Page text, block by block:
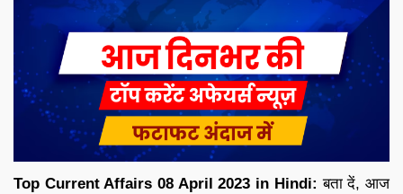
Top Current Affairs 08 April 2023 in Hindi: बता दें, आज